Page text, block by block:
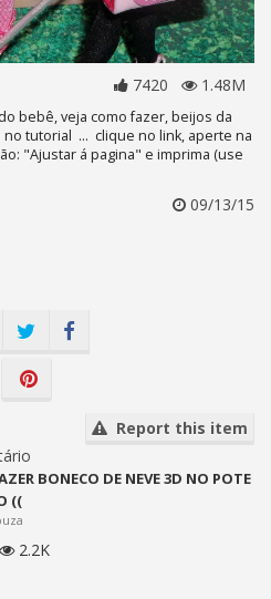
7420 1.48M
bebê, veja como fazer, beijos da
no tutorial ... clique no link, aperte na
"Ajustar á pagina" e imprima (use
09/13/15
Report this item
BONECO DE NEVE 3D NO POTE
((
2.2K